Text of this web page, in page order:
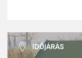
IDŐJÁRÁS